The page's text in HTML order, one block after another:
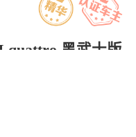
quattro 黑武士版